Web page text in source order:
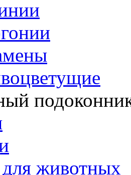
для животных